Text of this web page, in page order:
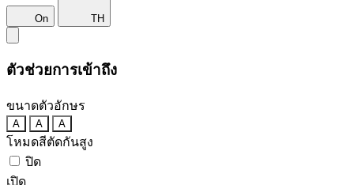
On TH
ตัวช่วยการเข้าถึง
ขนาดตัวอักษร
A A A
โหมดสีตัดกันสูง
ปิด
เปิด